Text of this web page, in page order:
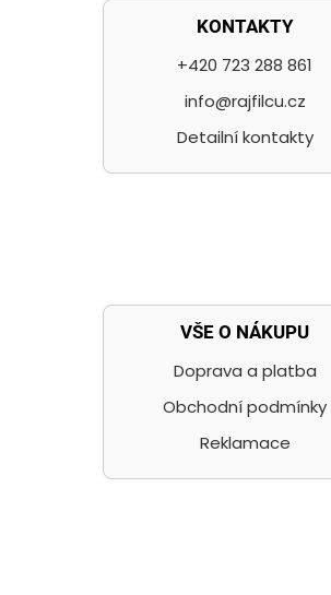
KONTAKTY
+420 723 288 861
info@rajfilcu.cz
Detailní kontakty
VŠE O NÁKUPU
Doprava a platba
Obchodní podmínky
Reklamace